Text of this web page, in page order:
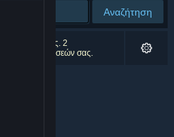
Αναζήτηση
αναζήτησή σας. 2
των προτιμήσεών σας.